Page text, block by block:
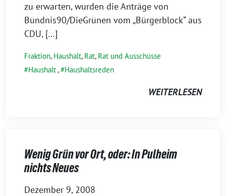
zu erwarten, wurden die Anträge von
Bündnis90/DieGrünen vom „Bürgerblock“ aus
CDU, […]
Fraktion, Haushalt, Rat, Rat und Ausschüsse
Haushalt, Haushaltsreden
WEITERLESEN
Wenig Grün vor Ort, oder: In Pulheim
nichts Neues
Dezember 9, 2008